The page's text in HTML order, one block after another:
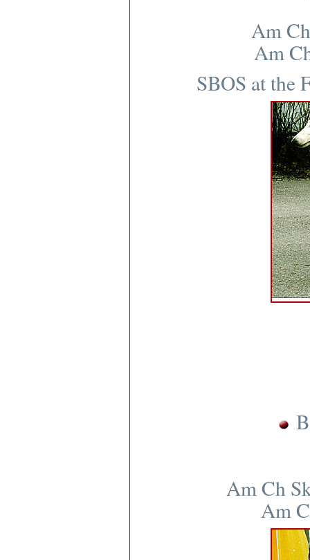
Am
Am
SBOS at the
Am Ch
Am